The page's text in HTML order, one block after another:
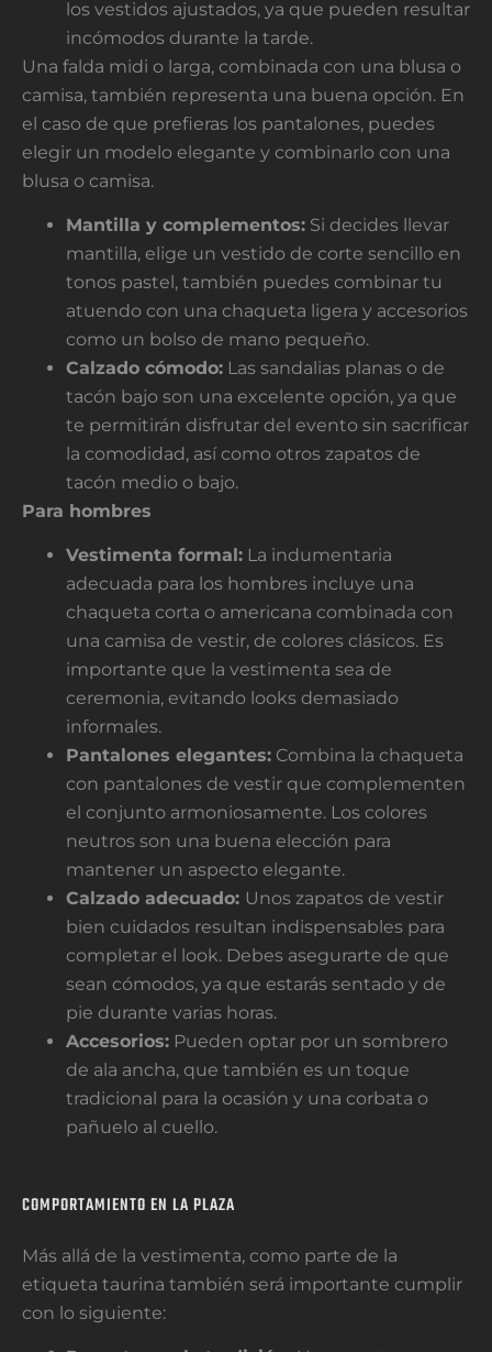
los vestidos ajustados, ya que pueden resultar
incómodos durante la tarde.
Una falda midi o larga, combinada con una blusa o
camisa, también representa una buena opción. En
el caso de que prefieras los pantalones, puedes
elegir un modelo elegante y combinarlo con una
blusa o camisa.
Mantilla y complementos: Si decides llevar
mantilla, elige un vestido de corte sencillo en
tonos pastel, también puedes combinar tu
atuendo con una chaqueta ligera y accesorios
como un bolso de mano pequeño.
Calzado cómodo: Las sandalias planas o de
tacón bajo son una excelente opción, ya que
te permitirán disfrutar del evento sin sacrificar
la comodidad, así como otros zapatos de
tacón medio o bajo.
Para hombres
Vestimenta formal: La indumentaria
adecuada para los hombres incluye una
chaqueta corta o americana combinada con
una camisa de vestir, de colores clásicos. Es
importante que la vestimenta sea de
ceremonia, evitando looks demasiado
informales.
Pantalones elegantes: Combina la chaqueta
con pantalones de vestir que complementen
el conjunto armoniosamente. Los colores
neutros son una buena elección para
mantener un aspecto elegante.
Calzado adecuado: Unos zapatos de vestir
bien cuidados resultan indispensables para
completar el look. Debes asegurarte de que
sean cómodos, ya que estarás sentado y de
pie durante varias horas.
Accesorios: Pueden optar por un sombrero
de ala ancha, que también es un toque
tradicional para la ocasión y una corbata o
pañuelo al cuello.
COMPORTAMIENTO EN LA PLAZA
Más allá de la vestimenta, como parte de la
etiqueta taurina también será importante cumplir
con lo siguiente: